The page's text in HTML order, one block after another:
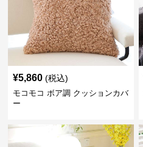
¥5,860 (税込)
モコモコ ボア調 クッションカバ
ー